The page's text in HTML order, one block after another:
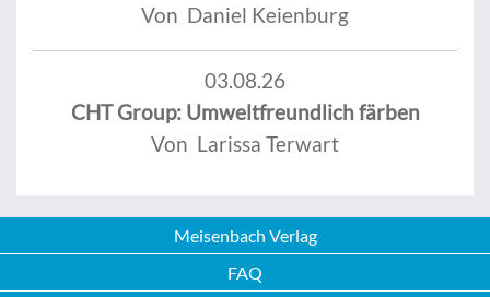
Von Daniel Keienburg
03.08.26
CHT Group: Umweltfreundlich färben
Von Larissa Terwart
Meisenbach Verlag
FAQ